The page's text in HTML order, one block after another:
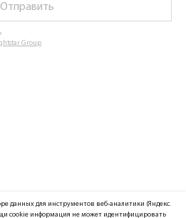
Отправить
Group
данных для инструментов веб-аналитики (Яндекс.
cookie информация не может идентифицировать